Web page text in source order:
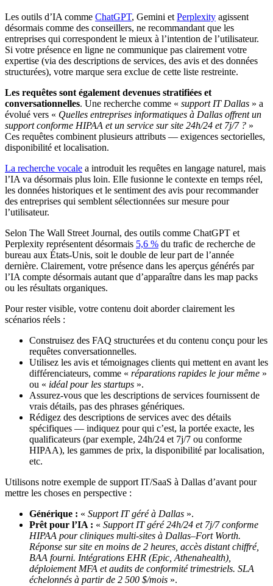
Les outils d’IA comme ChatGPT, Gemini etPerplexity agissent
désormais comme des conseillers, ne recommandant que les
entreprises qui correspondent le mieux à l’intention de l’utilisateur.
Si votre présence en ligne ne communique pas clairement votre
expertise (via des descriptions de services, des avis et des données
structurées), votre marque sera exclue de cette liste restreinte.
Les requêtes sont également devenues stratifiées et
conversationnelles. Une recherche comme « support IT Dallas » a
évolué vers « Quelles entreprises informatiques à Dallas offrent un
support conforme HIPAA et un service sur site 24h/24 et 7j/7 ? »
Ces requêtes combinent plusieurs attributs — exigences sectorielles,
disponibilité et localisation.
La recherche vocale a introduit les requêtes en langage naturel, mais
l’IA va désormais plus loin. Elle fusionne le contexte en temps réel,
les données historiques et le sentiment des avis pour recommander
des entreprises qui semblent sélectionnées sur mesure pour
l’utilisateur.
Selon The Wall Street Journal, des outils comme ChatGPT et
Perplexity représentent désormais 5,6 % du trafic de recherche de
bureau aux États-Unis, soit le double de leur part de l’année
dernière. Clairement, votre présence dans les aperçus générés par
l’IA compte désormais autant que d’apparaître dans les map packs
ou les résultats organiques.
Pour rester visible, votre contenu doit aborder clairement les
scénarios réels :
Construisez des FAQ structurées et du contenu conçu pour les
requêtes conversationnelles.
Utilisez les avis et témoignages clients qui mettent en avant les
différenciateurs, comme « réparations rapides le jour même »
ou « idéal pour les startups ».
Assurez-vous que les descriptions de services fournissent de
vrais détails, pas des phrases génériques.
Rédigez des descriptions de services avec des détails
spécifiques — indiquez pour qui c’est, la portée exacte, les
qualificateurs (par exemple, 24h/24 et 7j/7 ou conforme
HIPAA), les gammes de prix, la disponibilité par localisation,
etc.
Utilisons notre exemple de support IT/SaaS à Dallas d’avant pour
mettre les choses en perspective :
Générique : « Support IT géré à Dallas ».
Prêt pour l’IA : « Support IT géré 24h/24 et 7j/7 conforme
HIPAA pour cliniques multi-sites à Dallas–Fort Worth.
Réponse sur site en moins de 2 heures, accès distant chiffré,
BAA fourni. Intégrations EHR (Epic, Athenahealth),
déploiement MFA et audits de conformité trimestriels. SLA
échelonnés à partir de 2 500 $/mois ».